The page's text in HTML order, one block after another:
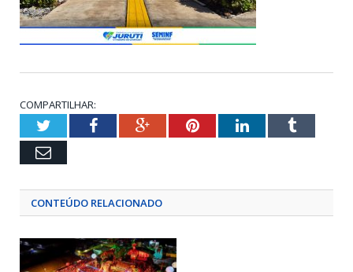
COMPARTILHAR:
TwitterFacebookGoogle+PinterestLinkedInTumblr
Email
CONTEÚDO RELACIONADO